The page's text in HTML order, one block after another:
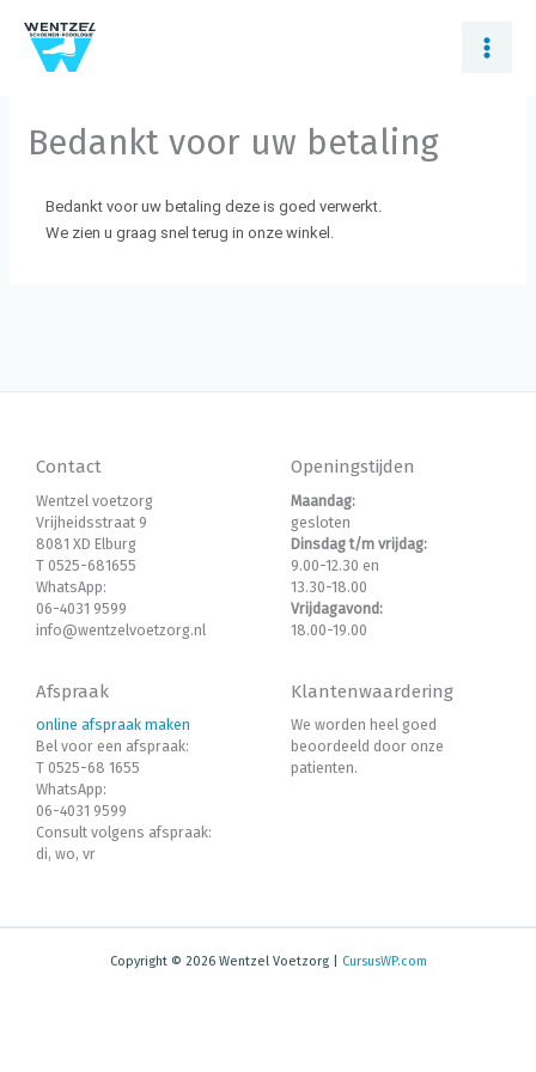
naar
Bedankt voor uw betaling
Bedankt voor uw betaling deze is goed verwerkt.
We zien u graag snel terug in onze winkel.
Contact
Wentzel voetzorg
Vrijheidsstraat 9
8081 XD Elburg
T 0525-681655
WhatsApp:
06-4031 9599
info@wentzelvoetzorg.nl
Openingstijden
Maandag:
gesloten
Dinsdag t/m vrijdag:
9.00-12.30 en
13.30-18.00
Vrijdagavond:
18.00-19.00
Afspraak
online afspraak maken
Bel voor een afspraak:
T 0525-68 1655
WhatsApp:
06-4031 9599
Consult volgens afspraak:
di, wo, vr
Klantenwaardering
We worden heel goed
beoordeeld door onze
patienten.
Copyright © 2026 Wentzel Voetzorg | CursusWP.com